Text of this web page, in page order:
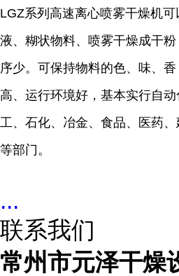
LGZ系列高速离心喷雾干燥机
液、糊状物料、喷雾干燥成干
序少。可保持物料的色、味、
高、运行环境好，基本实行自
工、石化、冶金、食品、医药
等部门。
...
联系我们
常州市元泽干燥